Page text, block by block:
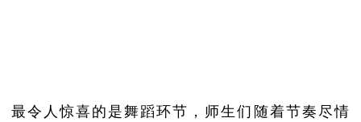
最令人惊喜的是舞蹈环节，师生们随着节奏尽情